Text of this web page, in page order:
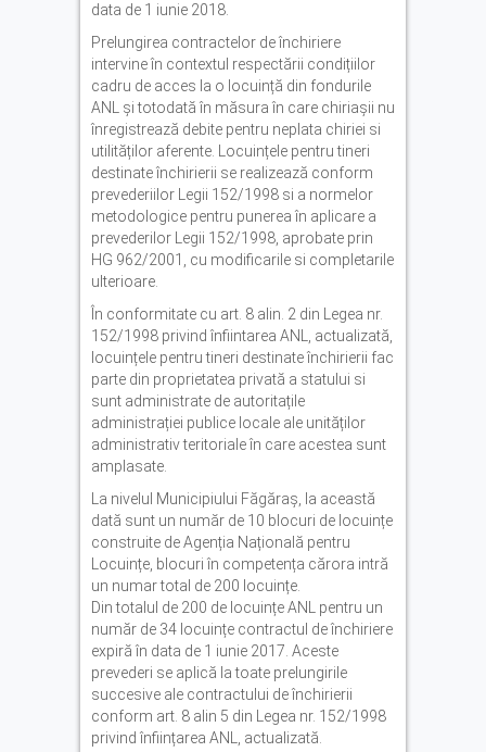
data de 1 iunie 2018.
Prelungirea contractelor de închiriere
intervine în contextul respectării condițiilor
cadru de acces la o locuință din fondurile
ANL și totodată în măsura în care chiriașii nu
înregistrează debite pentru neplata chiriei si
utilităților aferente. Locuințele pentru tineri
destinate închirierii se realizează conform
prevederiilor Legii 152/1998 si a normelor
metodologice pentru punerea în aplicare a
prevederilor Legii 152/1998, aprobate prin
HG 962/2001, cu modificarile si completarile
ulterioare.
În conformitate cu art. 8 alin. 2 din Legea nr.
152/1998 privind înfiintarea ANL, actualizată,
locuințele pentru tineri destinate închirierii fac
parte din proprietatea privată a statului si
sunt administrate de autoritațile
administrației publice locale ale unităților
administrativ teritoriale în care acestea sunt
amplasate.
La nivelul Municipiului Făgăraș, la această
dată sunt un număr de 10 blocuri de locuințe
construite de Agenția Națională pentru
Locuințe, blocuri în competența cărora intră
un numar total de 200 locuințe.
Din totalul de 200 de locuințe ANL pentru un
număr de 34 locuințe contractul de închiriere
expiră în data de 1 iunie 2017. Aceste
prevederi se aplică la toate prelungirile
succesive ale contractului de închirierii
conform art. 8 alin 5 din Legea nr. 152/1998
privind înființarea ANL, actualizată.